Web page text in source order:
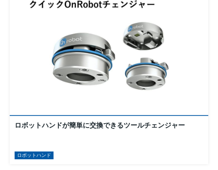
ロボットハンドが簡単に交換できるツールチェンジャー
ロボットハンド